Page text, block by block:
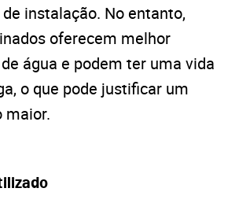
instalação. No entanto,
oferecem melhor
água e podem ter uma vida
o que pode justificar um
maior.